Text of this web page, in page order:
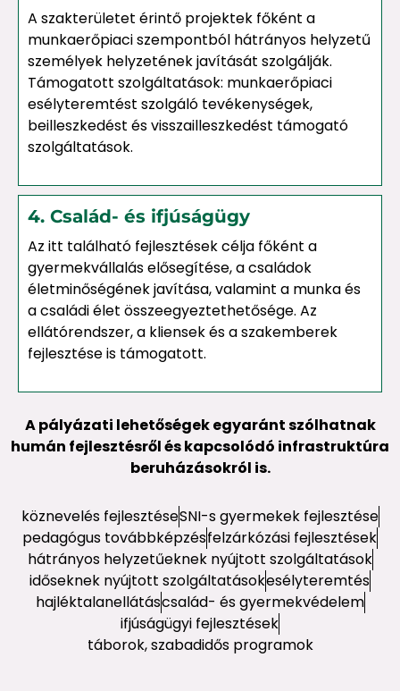
A szakterületet érintő projektek főként a
munkaerőpiaci szempontból hátrányos helyzetű
személyek helyzetének javítását szolgálják.
Támogatott szolgáltatások: munkaerőpiaci
esélyteremtést szolgáló tevékenységek,
beilleszkedést és visszailleszkedést támogató
szolgáltatások.
4. Család- és ifjúságügy
Az itt található fejlesztések célja főként a
gyermekvállalás elősegítése, a családok
életminőségének javítása, valamint a munka és
a családi élet összeegyeztethetősége. Az
ellátórendszer, a kliensek és a szakemberek
fejlesztése is támogatott.
A pályázati lehetőségek egyaránt szólhatnak
humán fejlesztésről és kapcsolódó infrastruktúra
beruházásokról is.
köznevelés fejlesztéseSNI-s gyermekek fejlesztése
pedagógus továbbképzésfelzárkózási fejlesztések
hátrányos helyzetűeknek nyújtott szolgáltatások
időseknek nyújtott szolgáltatásokesélyteremtés
hajléktalanellátáscsalád- és gyermekvédelem
ifjúságügyi fejlesztések
táborok, szabadidős programok